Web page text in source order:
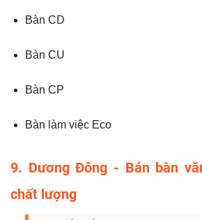
Bàn CD
Bàn CU
Bàn CP
Bàn làm việc Eco
9. Dương Đông - Bán bàn
chất lượng